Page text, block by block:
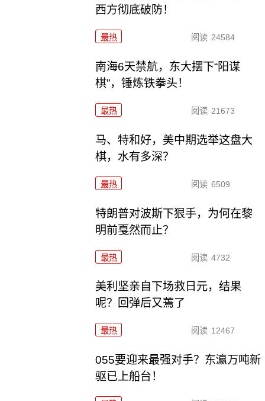
西方彻底破防！
最热 阅读 24584
南海6天禁航，东大摆下“阳谋
棋”，锤炼铁拳头！
最热 阅读 21673
马、特和好，美中期选举这盘大
棋，水有多深？
最热 阅读 6509
特朗普对波斯下狠手，为何在黎
明前戛然而止？
最热 阅读 4732
美利坚亲自下场救日元，结果
呢？回弹后又蔫了
最热 阅读 12467
055要迎来最强对手？东瀛万吨新
驱已上船台！